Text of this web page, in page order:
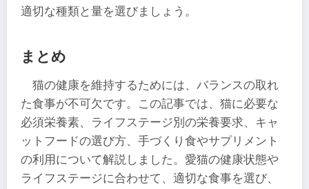
適切な種類と量を選びましょう。
まとめ
猫の健康を維持するためには、バランスの取れ
た食事が不可欠です。この記事では、猫に必要な
必須栄養素、ライフステージ別の栄養要求、キャ
ットフードの選び方、手づくり食やサプリメント
の利用について解説しました。愛猫の健康状態や
ライフステージに合わせて、適切な食事を選び、